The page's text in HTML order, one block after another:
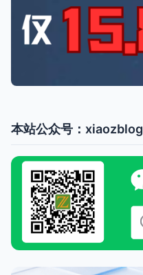
本站公众号：xiaozblog